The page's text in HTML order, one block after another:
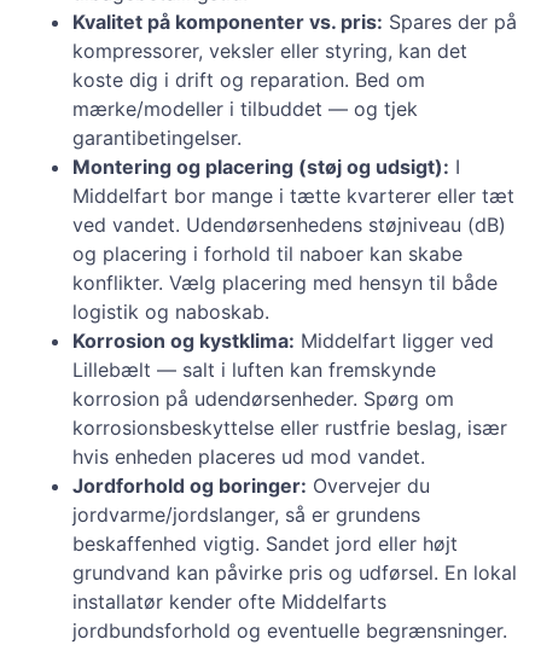
Kvalitet på komponenter vs. pris: Spares der på
kompressorer, veksler eller styring, kan det
koste dig i drift og reparation. Bed om
mærke/modeller i tilbuddet — og tjek
garantibetingelser.
Montering og placering (støj og udsigt): I
Middelfart bor mange i tætte kvarterer eller tæt
ved vandet. Udendørsenhedens støjniveau (dB)
og placering i forhold til naboer kan skabe
konflikter. Vælg placering med hensyn til både
logistik og naboskab.
Korrosion og kystklima: Middelfart ligger ved
Lillebælt — salt i luften kan fremskynde
korrosion på udendørsenheder. Spørg om
korrosionsbeskyttelse eller rustfrie beslag, især
hvis enheden placeres ud mod vandet.
Jordforhold og boringer: Overvejer du
jordvarme/jordslanger, så er grundens
beskaffenhed vigtig. Sandet jord eller højt
grundvand kan påvirke pris og udførsel. En lokal
installatør kender ofte Middelfarts
jordbundsforhold og eventuelle begrænsninger.